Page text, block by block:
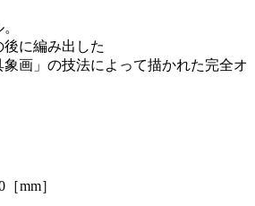
に編み出した
象画」の技法によって描かれた完全オ
mm］